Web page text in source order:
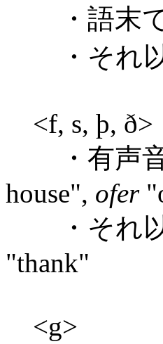
・語末で
・それ以
<f, s, þ, ð>
・有声音
house", ofer
・それ以
"thank"
<g>